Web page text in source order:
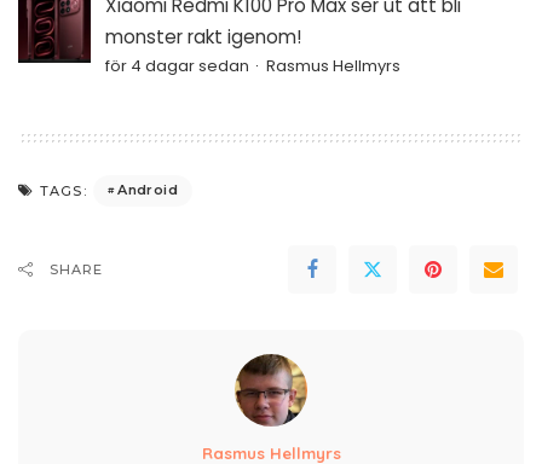
Xiaomi Redmi K100 Pro Max ser ut att bli
monster rakt igenom!
för 4 dagar sedan Rasmus Hellmyrs
TAGS: Android
SHARE
Rasmus Hellmyrs